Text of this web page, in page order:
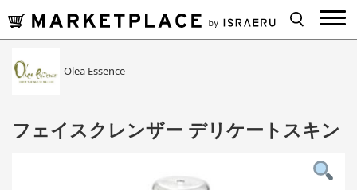
Olea Essence
フェイスクレンザー デリケートスキン